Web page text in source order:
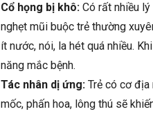
Cổ họng bị khô: Có rất nhiều
nghẹt mũi buộc trẻ thường
ít nước, nói, la hét quá nhiều.
năng mắc bệnh.
Tác nhân dị ứng: Trẻ có cơ
mốc, phấn hoa, lông thú sẽ